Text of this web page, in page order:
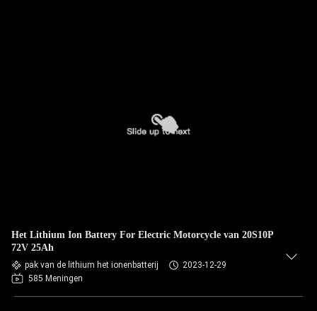
Het Lithium Ion Battery For Electric Motorcycle van 20S10P
72V 25Ah
pak van de lithium het ionenbatterij
2023-12-29
585 Meningen